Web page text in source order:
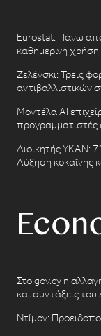
Eurostat: Πάνω
καθημερινή
Ζελένσκι: Τρεις
αντιβαλλιστικών
Μοντέλα AI
προγραμματιστές
Διοικητής ΥΚΑΝ:
Αύξηση κοκαΐνης
Στο gov.cy η
και συντάξεις
Ντίμον: